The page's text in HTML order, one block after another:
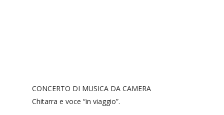
CONCERTO DI MUSICA DA CAMERA
Chitarra e voce “in viaggio”.